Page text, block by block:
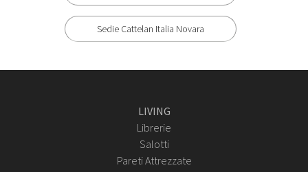
Sedie Cattelan Italia Novara
LIVING
Librerie
Salotti
Pareti Attrezzate